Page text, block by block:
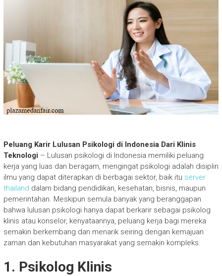
Peluang Karir Lulusan Psikologi di Indonesia Dari Klinis
Teknologi – Lulusan psikologi di Indonesia memiliki peluang
kerja yang luas dan beragam, mengingat psikologi adalah disiplin
ilmu yang dapat diterapkan di berbagai sektor, baik itu server
thailand dalam bidang pendidikan, kesehatan, bisnis, maupun
pemerintahan. Meskipun semula banyak yang beranggapan
bahwa lulusan psikologi hanya dapat berkarir sebagai psikolog
klinis atau konselor, kenyataannya, peluang kerja bagi mereka
semakin berkembang dan menarik seiring dengan kemajuan
zaman dan kebutuhan masyarakat yang semakin kompleks.
1. Psikolog Klinis